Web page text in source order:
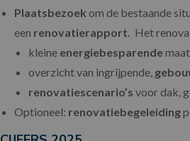
Plaatsbezoek om de bestaande
een renovatierapport. Het
kleine energiebesparende
overzicht van ingrijpende,
renovatiescenario’s voor dak,
Optioneel: renovatiebegeleiding